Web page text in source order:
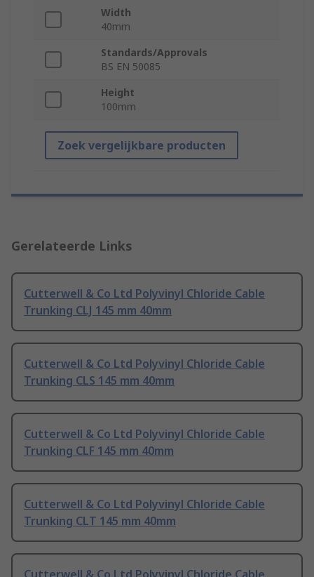
Width
40mm
Standards/Approvals
BS EN 50085
Height
100mm
Zoek vergelijkbare producten
Gerelateerde Links
Cutterwell & Co Ltd Polyvinyl Chloride Cable
Trunking CLJ 145 mm 40mm
Cutterwell & Co Ltd Polyvinyl Chloride Cable
Trunking CLS 145 mm 40mm
Cutterwell & Co Ltd Polyvinyl Chloride Cable
Trunking CLF 145 mm 40mm
Cutterwell & Co Ltd Polyvinyl Chloride Cable
Trunking CLT 145 mm 40mm